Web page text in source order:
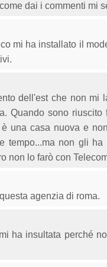
dai i commenti mi
mi ha installato il
dell'est che non mi
Quando sono
una casa nuova e
tempo...ma non gli
non lo farò con
agenzia di roma.
ha insultata perché